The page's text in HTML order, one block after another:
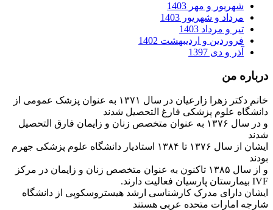
شهریور و مهر 1403
مرداد و شهریور 1403
تیر و مرداد 1403
فروردین و اردیبهشت 1402
آذر و دی 1397
درباره من
خانم دکتر زهرا زارعیان در سال ۱۳۷۱ به عنوان پزشک عمومی از
دانشگاه علوم پزشکی فارغ التحصیل شدند
و در سال ۱۳۷۶ به عنوان متخصص زنان و زایمان فارق التحصیل
شدند
ایشان از سال ۱۳۷۶ تا ۱۳۸۴ استادیار دانشگاه علوم پزشکی جهرم
بودند
و از سال ۱۳۸۵ تاکنون به عنوان متخصص زنان و زایمان در مرکز
IVF بیمارستان پارسیان فعالیت دارند.
ایشان دارای مدرک کارشناسی ارشد هیستروسکوپی از دانشگاه
شارجه امارات متحده عربی هستند